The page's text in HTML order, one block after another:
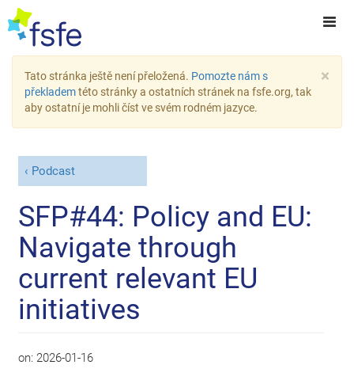
×
Tato stránka ještě není přeložená. Pomozte nám s
překlademtéto stránky a ostatních stránek na fsfe.org, tak
aby ostatní je mohli číst ve svém rodném jazyce.
Podcast
SFP#44: Policy and EU:
Navigate through
current relevant EU
initiatives
on: 2026-01-16